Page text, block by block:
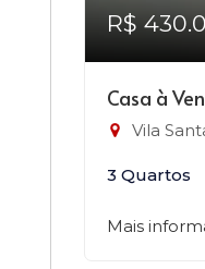
R$
Casa à
Vila
3 Quartos
Mais